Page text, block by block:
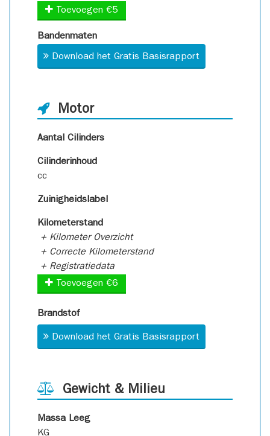
Toevoegen €5
Bandenmaten
Download het Gratis Basisrapport
Motor
Aantal Cilinders
Cilinderinhoud
cc
Zuinigheidslabel
Kilometerstand
+ Kilometer Overzicht
+ Correcte Kilometerstand
+ Registratiedata
Toevoegen €6
Brandstof
Download het Gratis Basisrapport
Gewicht & Milieu
Massa Leeg
KG